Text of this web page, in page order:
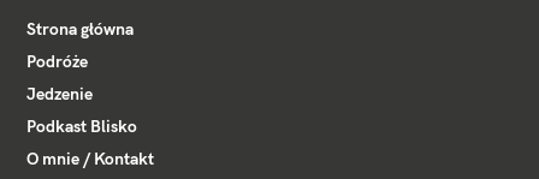
Strona główna
Podróże
Jedzenie
Podkast Blisko
O mnie / Kontakt